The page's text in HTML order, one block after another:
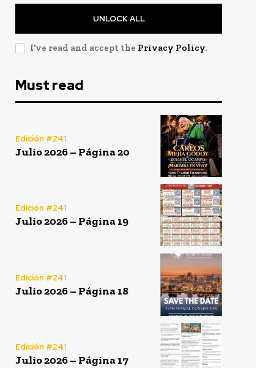
UNLOCK ALL
I've read and accept the Privacy Policy.
Must read
Edición #241
Julio 2026 – Página 20
Edición #241
Julio 2026 – Página 19
Edición #241
Julio 2026 – Página 18
Edición #241
Julio 2026 – Página 17